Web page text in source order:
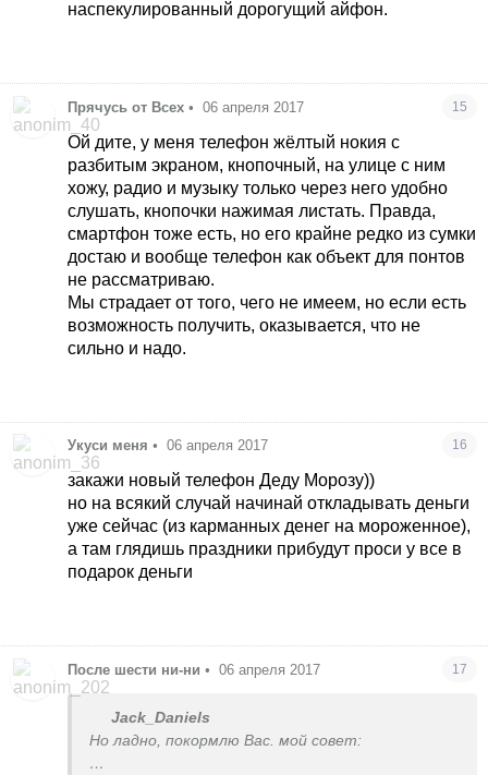
наспекулированный дорогущий айфон.
Прячусь от Всех • 06 апреля 2017 15
Ой дите, у меня телефон жёлтый нокия с
разбитым экраном, кнопочный, на улице с ним
хожу, радио и музыку только через него удобно
слушать, кнопочки нажимая листать. Правда,
смартфон тоже есть, но его крайне редко из сумки
достаю и вообще телефон как объект для понтов
не рассматриваю.
Мы страдает от того, чего не имеем, но если есть
возможность получить, оказывается, что не
сильно и надо.
Укуси меня • 06 апреля 2017 16
закажи новый телефон Деду Морозу))
но на всякий случай начинай откладывать деньги
уже сейчас (из карманных денег на мороженное),
а там глядишь праздники прибудут проси у все в
подарок деньги
После шести ни-ни • 06 апреля 2017 17
Jack_Daniels
Но ладно, покормлю Вас. мой совет: